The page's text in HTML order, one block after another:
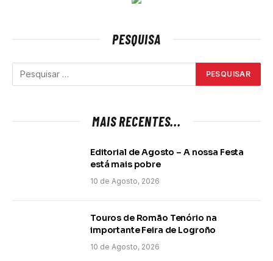
PESQUISA
MAIS RECENTES...
Editorial de Agosto – A nossa Festa
está mais pobre
10 de Agosto, 2026
Touros de Romão Tenório na
importante Feira de Logroño
10 de Agosto, 2026